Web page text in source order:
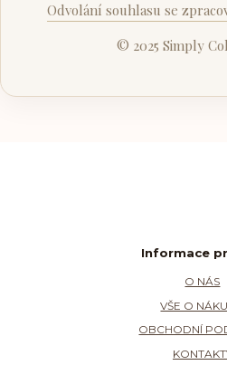
Odvolání souhlasu se
© 2025 Simply
Informace
O NÁS
VŠE O
OBCHODNÍ